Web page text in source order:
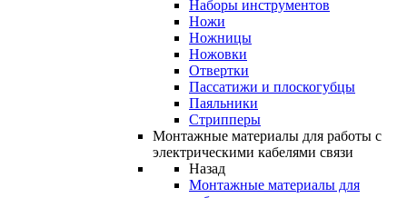
Наборы инструментов
Ножи
Ножницы
Ножовки
Отвертки
Пассатижи и плоскогубцы
Паяльники
Стрипперы
Монтажные материалы для работы с
электрическими кабелями связи
Назад
Монтажные материалы для